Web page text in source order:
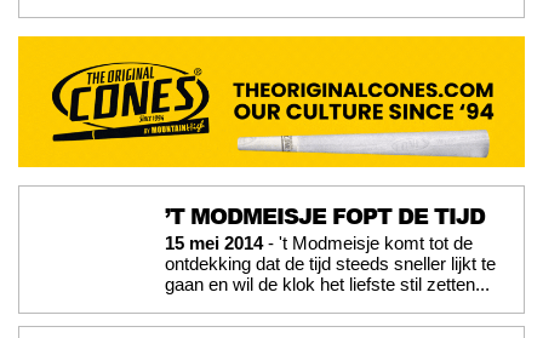
’T MODMEISJE FOPT DE TIJD
15 mei 2014- 't Modmeisje komt tot de
ontdekking dat de tijd steeds sneller lijkt te
gaan en wil de klok het liefste stil zetten...